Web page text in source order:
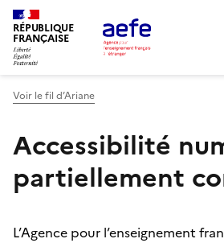
Aller
au
contenu
principal
RÉPUBLIQUE
FRANÇAISE
Voir le fil d’Ariane
Accessibilité
partiellement
L’Agence pour l’enseignement